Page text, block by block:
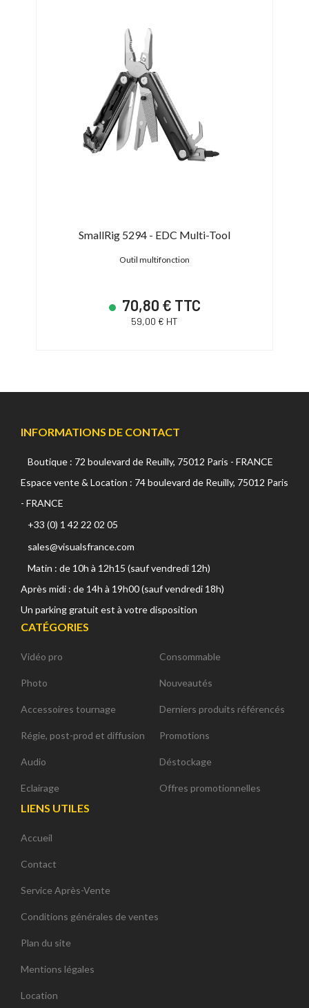
SmallRig 5294 - EDC Multi-Tool
Outil multifonction
70,80 € TTC
59,00 € HT
INFORMATIONS DE CONTACT
Boutique : 72 boulevard de Reuilly, 75012 Paris - FRANCE
Espace vente & Location : 74 boulevard de Reuilly, 75012 Paris
- FRANCE
+33 (0) 1 42 22 02 05
sales@visualsfrance.com
Matin : de 10h à 12h15 (sauf vendredi 12h)
Après midi : de 14h à 19h00 (sauf vendredi 18h)
Un parking gratuit est à votre disposition
CATÉGORIES
Vidéo pro
Photo
Accessoires tournage
Régie, post-prod et diffusion
Audio
Eclairage
Consommable
Nouveautés
Derniers produits référencés
Promotions
Déstockage
Offres promotionnelles
LIENS UTILES
Accueil
Contact
Service Après-Vente
Conditions générales de ventes
Plan du site
Mentions légales
Location